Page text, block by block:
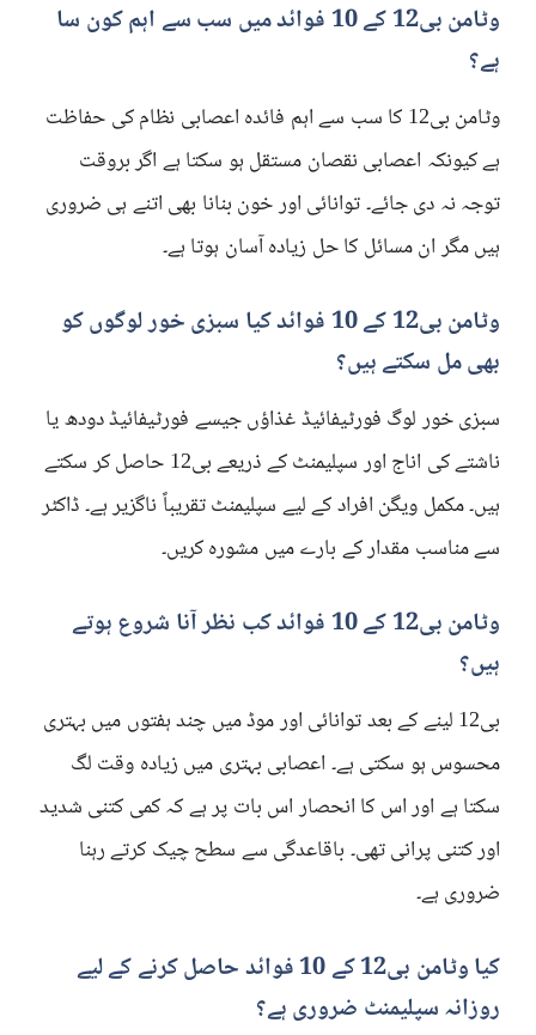
وٹامن بی12 کے 10 فوائد میں سب سے اہم کون سا
ہے؟
وٹامن بی12 کا سب سے اہم فائدہ اعصابی نظام کی حفاظت
ہے کیونکہ اعصابی نقصان مستقل ہو سکتا ہے اگر بروقت
توجہ نہ دی جائے۔ توانائی اور خون بنانا بھی اتنے ہی ضروری
ہیں مگر ان مسائل کا حل زیادہ آسان ہوتا ہے۔
وٹامن بی12 کے 10 فوائد کیا سبزی خور لوگوں کو
بھی مل سکتے ہیں؟
سبزی خور لوگ فورٹیفائیڈ غذاؤں جیسے فورٹیفائیڈ دودھ یا
ناشتے کی اناج اور سپلیمنٹ کے ذریعے بی12 حاصل کر سکتے
ہیں۔ مکمل ویگن افراد کے لیے سپلیمنٹ تقریباً ناگزیر ہے۔ ڈاکٹر
سے مناسب مقدار کے بارے میں مشورہ کریں۔
وٹامن بی12 کے 10 فوائد کب نظر آنا شروع ہوتے
ہیں؟
بی12 لینے کے بعد توانائی اور موڈ میں چند ہفتوں میں بہتری
محسوس ہو سکتی ہے۔ اعصابی بہتری میں زیادہ وقت لگ
سکتا ہے اور اس کا انحصار اس بات پر ہے کہ کمی کتنی شدید
اور کتنی پرانی تھی۔ باقاعدگی سے سطح چیک کرتے رہنا
ضروری ہے۔
کیا وٹامن بی12 کے 10 فوائد حاصل کرنے کے لیے
روزانہ سپلیمنٹ ضروری ہے؟